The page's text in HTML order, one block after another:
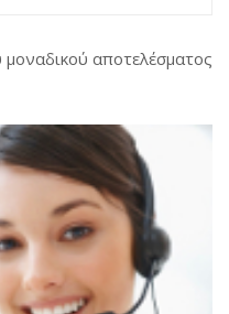
αποτελέσματος